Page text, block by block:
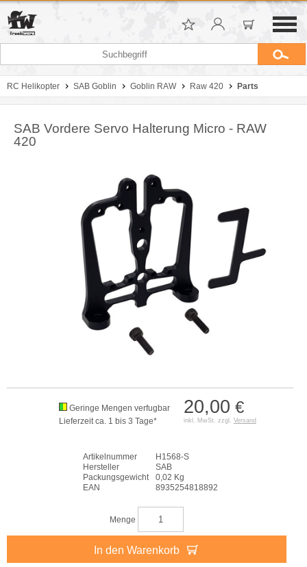
RC Helikopter SAB Goblin Goblin RAW Raw 420 Parts
SAB Vordere Servo Halterung Micro - RAW
420
20,00 €
inkl. MwSt. zzgl. Versand
Geringe Mengen verfugbar
Lieferzeit ca. 1 bis 3 Tage*
Artikelnummer
H1568-S
Hersteller
SAB
Packungsgewicht
0,02 Kg
EAN
8935254818892
Menge
In den Warenkorb